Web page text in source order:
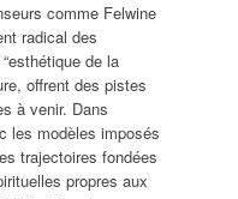
comme Felwine
radical des
de la
offrent des pistes
à venir. Dans
les modèles imposés
trajectoires fondées
propres aux